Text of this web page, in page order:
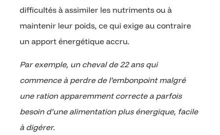
difficultés à assimiler les nutriments ou à
maintenir leur poids, ce qui exige au contraire
un apport énergétique accru.
Par exemple, un cheval de 22 ans qui
commence à perdre de l’embonpoint malgré
une ration apparemment correcte a parfois
besoin d’une alimentation plus énergique, facile
à digérer.